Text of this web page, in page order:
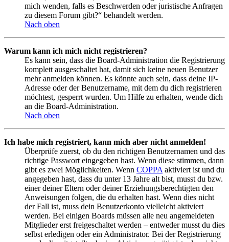
mich wenden, falls es Beschwerden oder juristische Anfragen
zu diesem Forum gibt?“ behandelt werden.
Nach oben
Warum kann ich mich nicht registrieren?
Es kann sein, dass die Board-Administration die Registrierung
komplett ausgeschaltet hat, damit sich keine neuen Benutzer
mehr anmelden können. Es könnte auch sein, dass deine IP-
Adresse oder der Benutzername, mit dem du dich registrieren
möchtest, gesperrt wurden. Um Hilfe zu erhalten, wende dich
an die Board-Administration.
Nach oben
Ich habe mich registriert, kann mich aber nicht anmelden!
Überprüfe zuerst, ob du den richtigen Benutzernamen und das
richtige Passwort eingegeben hast. Wenn diese stimmen, dann
gibt es zwei Möglichkeiten. Wenn COPPA aktiviert ist und du
angegeben hast, dass du unter 13 Jahre alt bist, musst du bzw.
einer deiner Eltern oder deiner Erziehungsberechtigten den
Anweisungen folgen, die du erhalten hast. Wenn dies nicht
der Fall ist, muss dein Benutzerkonto vielleicht aktiviert
werden. Bei einigen Boards müssen alle neu angemeldeten
Mitglieder erst freigeschaltet werden – entweder musst du dies
selbst erledigen oder ein Administrator. Bei der Registrierung